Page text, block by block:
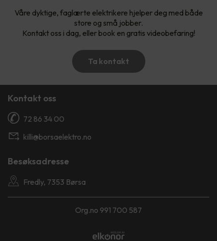
Våre dyktige, faglærte elektrikere hjelper deg med både
store og små jobber.
Kontakt oss i dag, eller book en gratis videobefaring!
Ta kontakt
Kontakt oss
72 86 34 00
killi@borsaelektro.no
Besøksadresse
Fredly, 7353 Børsa
Org.no 991 700 587